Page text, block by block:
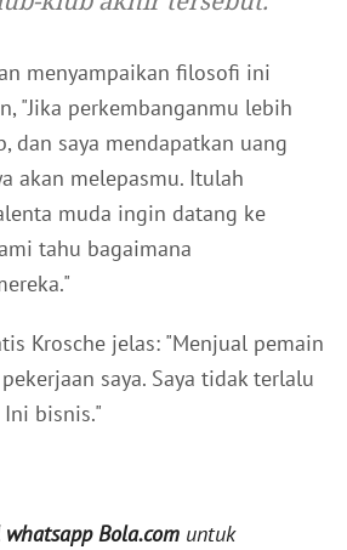
menyampaikan filosofi ini
"Jika perkembanganmu lebih
dan saya mendapatkan uang
akan melepasmu. Itulah
muda ingin datang ke
tahu bagaimana
Krosche jelas: "Menjual pemain
saya. Saya tidak terlalu
bisnis."
Bola.com untuk